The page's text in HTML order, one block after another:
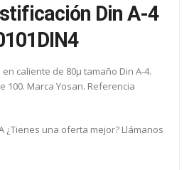
Din A-4
caliente de 80µ tamaño Din A-4.
100. Marca Yosan. Referencia
¿Tienes una oferta mejor? Llámanos